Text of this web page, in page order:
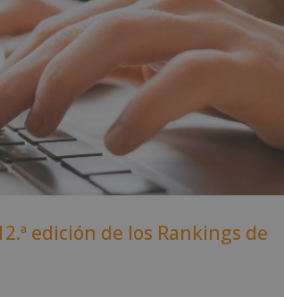
edición de los Rankings de